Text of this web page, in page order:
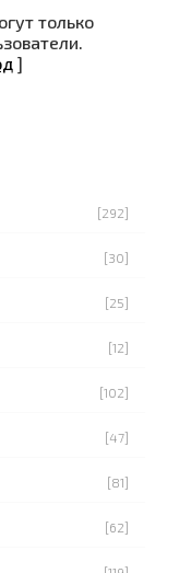
только
]
[292]
[30]
[25]
[12]
[102]
[47]
[81]
[62]